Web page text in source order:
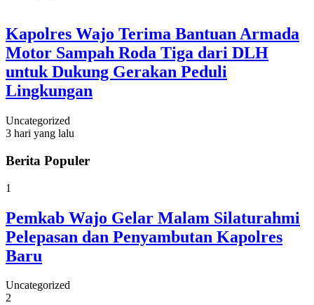
Kapolres Wajo Terima Bantuan Armada
Motor Sampah Roda Tiga dari DLH
untuk Dukung Gerakan Peduli
Lingkungan
Uncategorized
3 hari yang lalu
Berita Populer
1
Pemkab Wajo Gelar Malam Silaturahmi
Pelepasan dan Penyambutan Kapolres
Baru
Uncategorized
2